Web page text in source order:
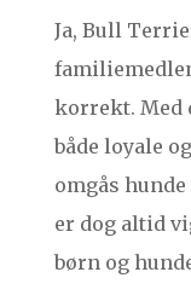
Ja, Bull
korrekt. Med
både loyale
omgås
er dog altid
børn og